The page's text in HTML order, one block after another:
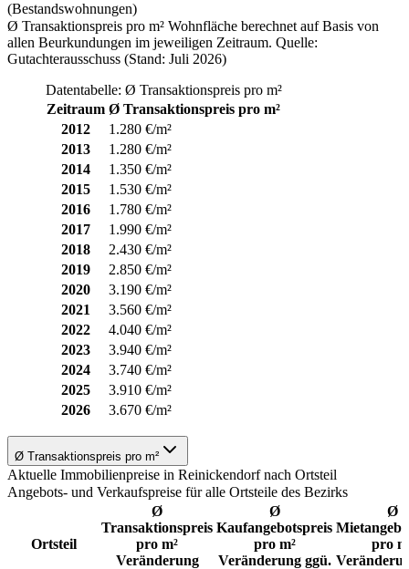
(Bestandswohnungen)
Ø Transaktionspreis pro m² Wohnfläche berechnet auf Basis von
allen Beurkundungen im jeweiligen Zeitraum. Quelle:
Gutachterausschuss (Stand: Juli 2026)
Datentabelle: Ø Transaktionspreis pro m²
Zeitraum Ø Transaktionspreis pro m²
2012
1.280 €/m²
2013
1.280 €/m²
2014
1.350 €/m²
2015
1.530 €/m²
2016
1.780 €/m²
2017
1.990 €/m²
2018
2.430 €/m²
2019
2.850 €/m²
2020
3.190 €/m²
2021
3.560 €/m²
2022
4.040 €/m²
2023
3.940 €/m²
2024
3.740 €/m²
2025
3.910 €/m²
2026
3.670 €/m²
Ø Transaktionspreis pro m²
Aktuelle Immobilienpreise in Reinickendorf nach Ortsteil
Angebots- und Verkaufspreise für alle Ortsteile des Bezirks
Ortsteil
Ø
Transaktionspreis
pro m²
Veränderung
Ø
Kaufangebotspreis
pro m²
Veränderung ggü.
Ø
pro